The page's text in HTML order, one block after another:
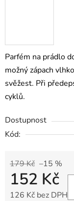
Parfém na prádlo
možný zápach
svěžest. Při
cyklů.
Dostupnost
Kód:
179 Kč –15 %
152 Kč
126 Kč bez DPH